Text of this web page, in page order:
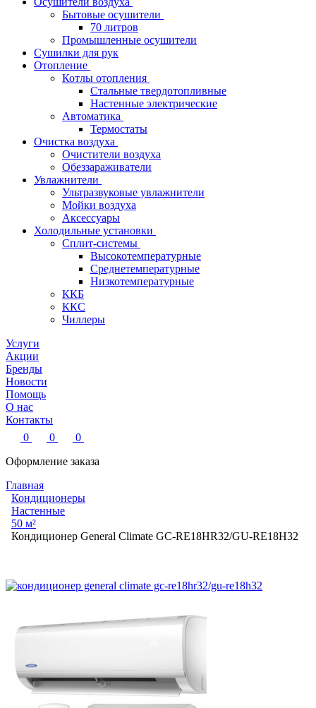
Бытовые осушители
70 литров
Промышленные осушители
Сушилки для рук
Отопление
Котлы отопления
Стальные твердотопливные
Настенные электрические
Автоматика
Термостаты
Очистка воздуха
Очистители воздуха
Обеззараживатели
Увлажнители
Ультразвуковые увлажнители
Мойки воздуха
Аксессуары
Холодильные установки
Сплит-системы
Высокотемпературные
Среднетемпературные
Низкотемпературные
ККБ
ККС
Чиллеры
Услуги
Акции
Бренды
Новости
Помощь
О нас
Контакты
0
0
0
Оформление заказа
Главная
Кондиционеры
Настенные
50 м²
Кондиционер General Climate GC-RE18HR32/GU-RE18H32